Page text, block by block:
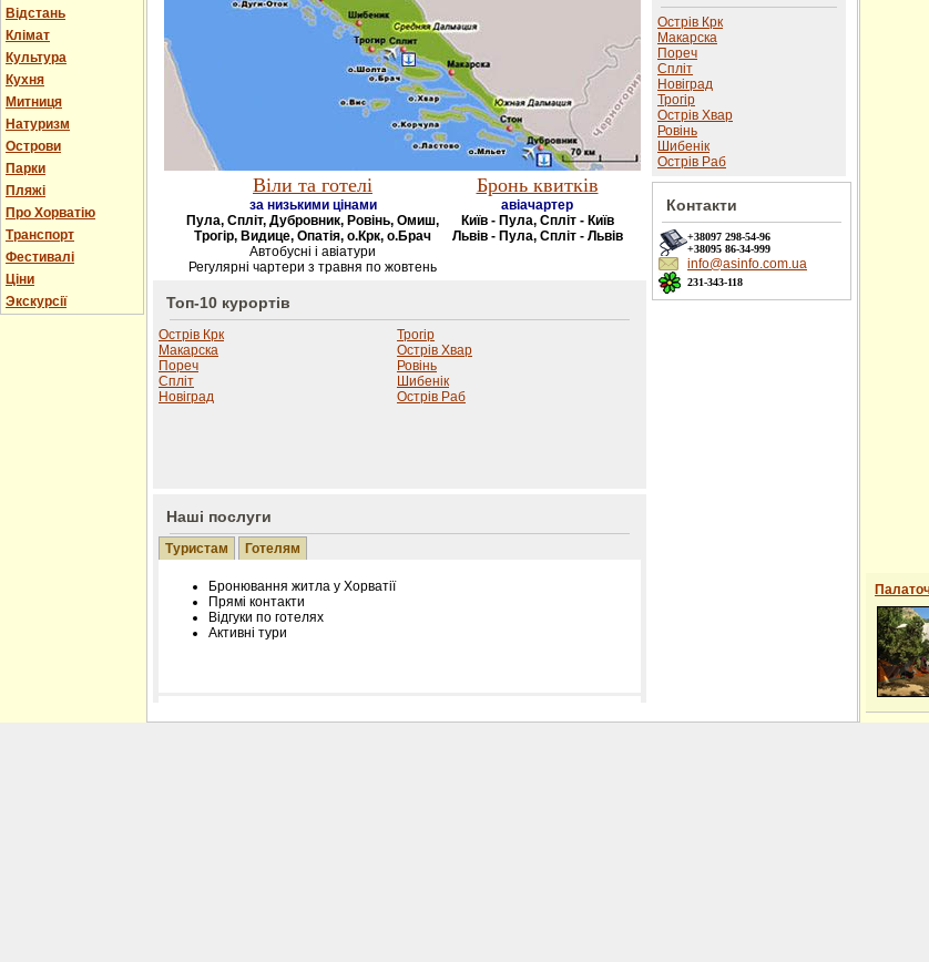
Відстань
Клімат
Культура
Кухня
Митниця
Натуризм
Острови
Парки
Пляжі
Про Хорватію
Транспорт
Фестивалі
Ціни
Экскурсії
Віли та готелі
за низькими цінами
Пула, Спліт, Дубровник, Ровінь, Омиш,
Трогір, Видице, Опатія, о.Крк, о.Брач
Автобусні і авіатури
Регулярні чартери з травня по жовтень
Бронь квитків
авіачартер
Київ - Пула, Спліт - Київ
Львів - Пула, Спліт - Львів
Топ-10 курортів
Острів Крк
Макарска
Пореч
Спліт
Новіград
Трогір
Острів Хвар
Ровінь
Шибенік
Острів Раб
Наші послуги
Туристам Готелям
Бронювання житла у Хорватії
Прямі контакти
Відгуки по готелях
Активні тури
Розміщення інформації про готель на нашому сайті
Острів Крк
Макарска
Пореч
Спліт
Новіград
Трогір
Острів Хвар
Ровінь
Шибенік
Острів Раб
Контакти
+38097 298-54-96
+38095 86-34-999
info@asinfo.com.ua
231-343-118